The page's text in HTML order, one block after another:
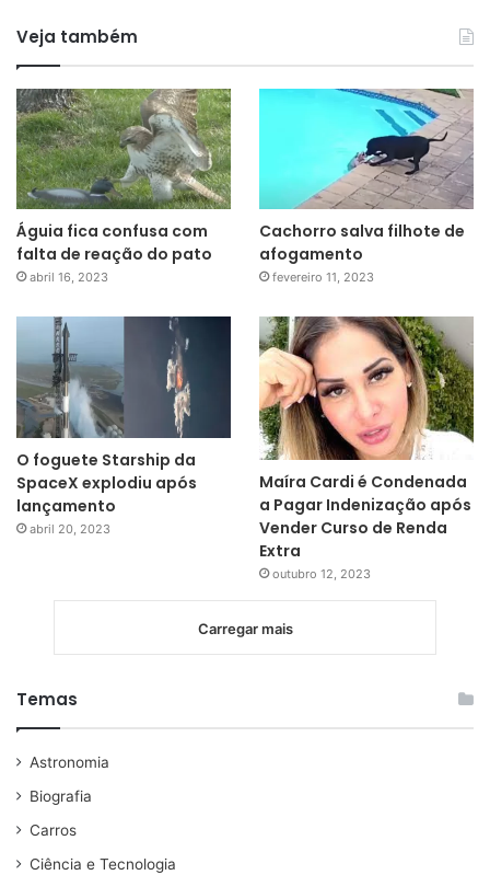
Veja também
Águia fica confusa com
falta de reação do pato
abril 16, 2023
Cachorro salva filhote de
afogamento
fevereiro 11, 2023
O foguete Starship da
SpaceX explodiu após
lançamento
abril 20, 2023
Maíra Cardi é Condenada
a Pagar Indenização após
Vender Curso de Renda
Extra
outubro 12, 2023
Carregar mais
Temas
Astronomia
Biografia
Carros
Ciência e Tecnologia